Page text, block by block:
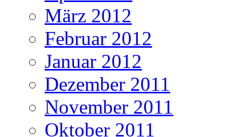
März 2012
Februar 2012
Januar 2012
Dezember 2011
November 2011
Oktober 2011